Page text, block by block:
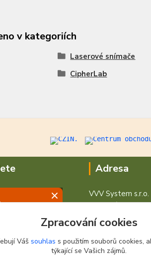
v kategoriích
Laserové snímače
CipherLab
Adresa
VVV System s.r.o.
V Podhájí 776/ 30
400 01 Ústí nad
Zpracování cookies
Váš souhlas s použitím souborů cookies,
týkající se Vašich zájmů.